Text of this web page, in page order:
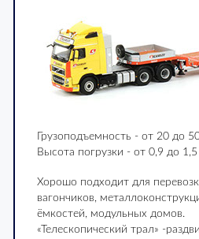
Грузоподъемность - от 20 до
Высота погрузки - от 0,9 до
Хорошо подходит для
вагончиков,
ёмкостей, модульных домов.
«Телескопический трал» -